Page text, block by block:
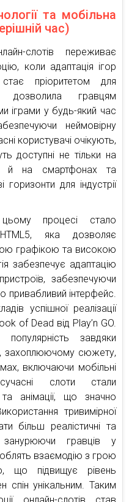
та мобільна
час)
слотів переживає
коли адаптація ігор
пріоритетом для
гравцям
іграми у будь-який час
неймовірну
користувачі очікують,
доступні не тільки на
а й на смартфонах та
для індустрії
процесі стало
HTML5, яка дозволяє
графікою та високою
забезпечує адаптацію
забезпечуючи
привабливий інтерфейс.
успішної реалізації
of Dead від Play’n GO.
завдяки
захоплюючому сюжету,
включаючи мобільні
слоти стали
анімації, що значно
тривимірної
більш реалістичні та
занурюючи гравців у
взаємодію з грою
що підвищує рівень
спін унікальним. Таким
онлайн-слотів став